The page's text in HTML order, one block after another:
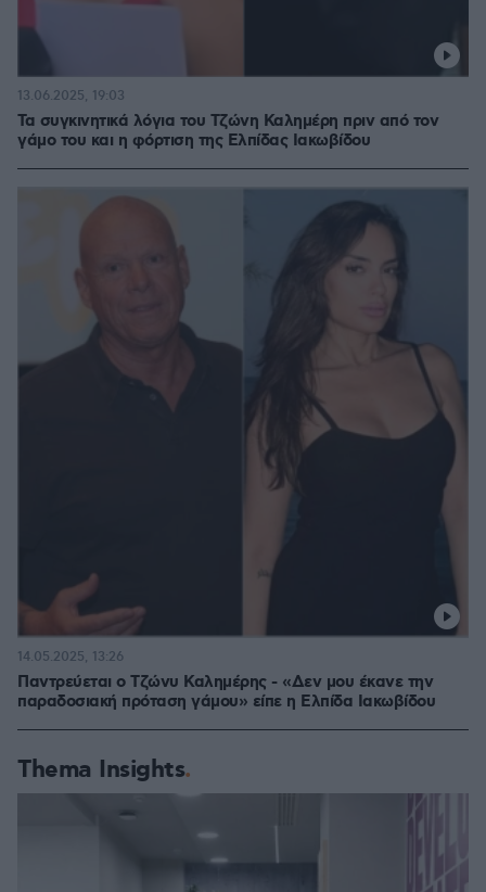
Τα συγκινητικά λόγια του Τζώνη Καλημέρη πριν από τον
γάμο του και η φόρτιση της Ελπίδας Ιακωβίδου
13.06.2025, 19:03
Παντρεύεται ο Τζώνυ Καλημέρης - «Δεν μου έκανε την
παραδοσιακή πρόταση γάμου» είπε η Ελπίδα Ιακωβίδου
14.05.2025, 13:26
Thema Insights